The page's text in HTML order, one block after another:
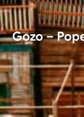
Gozo –